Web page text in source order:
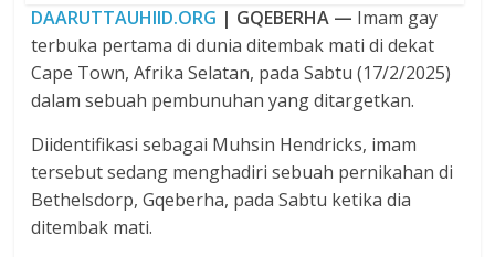
DAARUTTAUHIID.ORG | GQEBERHA — Imam gay
terbuka pertama di dunia ditembak mati di dekat
Cape Town, Afrika Selatan, pada Sabtu (17/2/2025)
dalam sebuah pembunuhan yang ditargetkan.
Diidentifikasi sebagai Muhsin Hendricks, imam
tersebut sedang menghadiri sebuah pernikahan di
Bethelsdorp, Gqeberha, pada Sabtu ketika dia
ditembak mati.